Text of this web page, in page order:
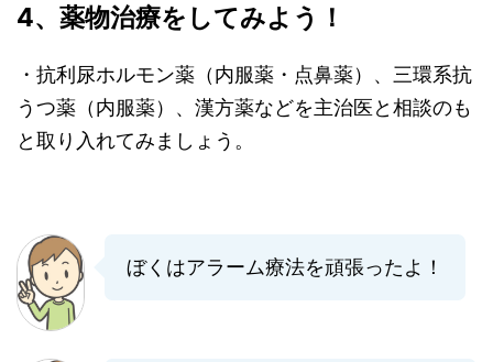
4、薬物治療をしてみよう！
・抗利尿ホルモン薬（内服薬・点鼻薬）、三環系抗
うつ薬（内服薬）、漢方薬などを主治医と相談のも
と取り入れてみましょう。
ぼくはアラーム療法を頑張ったよ！